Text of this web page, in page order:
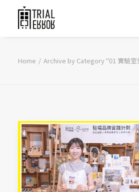
Home Archive by Category "01 實驗室